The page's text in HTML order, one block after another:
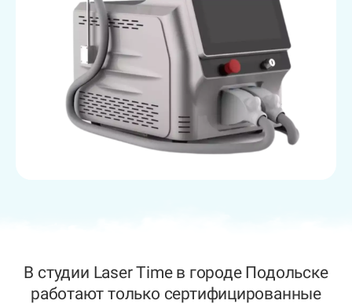
В студии Laser Time в городе Подольске
работают только сертифицированные